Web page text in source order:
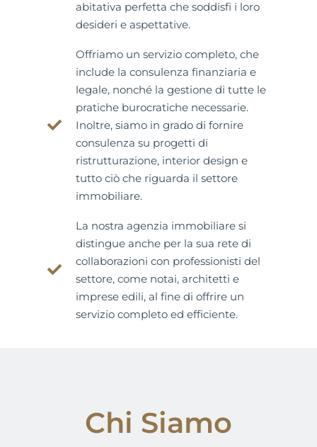
abitativa perfetta che soddisfi i loro
desideri e aspettative.
Offriamo un servizio completo, che
include la consulenza finanziaria e
legale, nonché la gestione di tutte le
pratiche burocratiche necessarie.
Inoltre, siamo in grado di fornire
consulenza su progetti di
ristrutturazione, interior design e
tutto ciò che riguarda il settore
immobiliare.
La nostra agenzia immobiliare si
distingue anche per la sua rete di
collaborazioni con professionisti del
settore, come notai, architetti e
imprese edili, al fine di offrire un
servizio completo ed efficiente.
Chi Siamo